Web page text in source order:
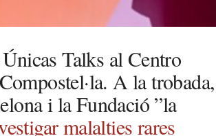
Talks al Centro
A la trobada,
i la Fundació ”la
malalties rares